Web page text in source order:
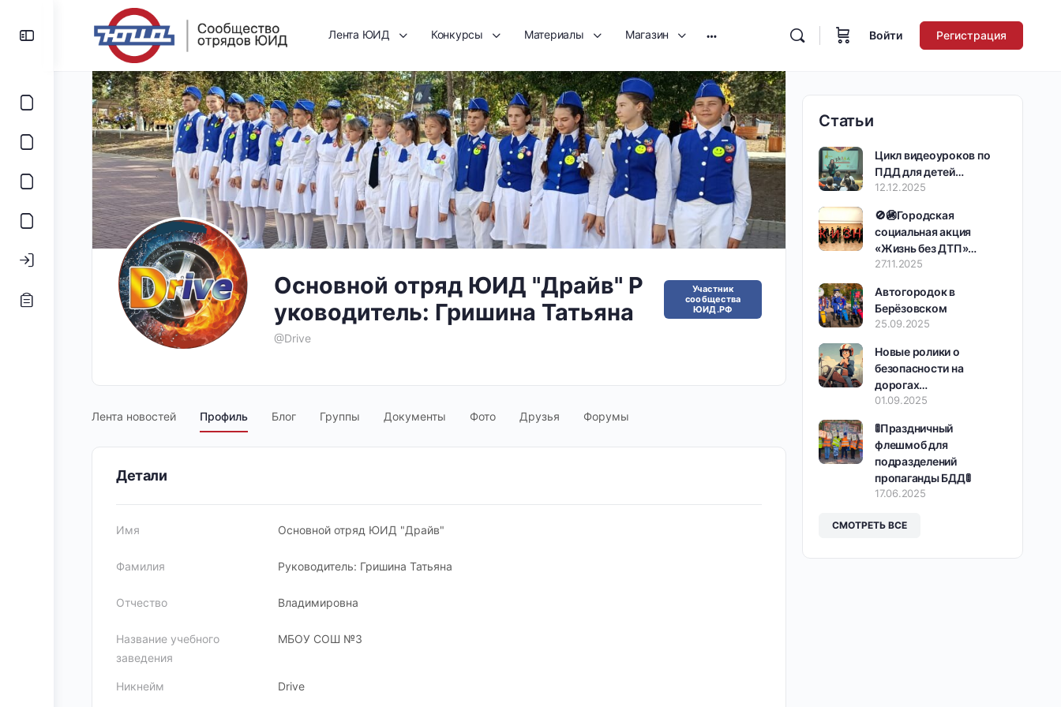
Лента ЮИД Конкурсы Материалы Магазин Войти Регистрация
Основной отряд ЮИД "Драйв" Р
уководитель: Гришина Татьяна
Участник
сообщества
ЮИД.РФ
@Drive
Лента новостей Профиль Блог Группы Документы Фото Друзья Форумы
Детали
Имя Основной отряд ЮИД "Драйв"
Фамилия Руководитель: Гришина Татьяна
Отчество Владимировна
Название учебного
заведения
МБОУ СОШ №3
Никнейм Drive
Статьи
Цикл видеоуроков по
ПДД для детей…
12.12.2025
🚫🚳Городская
социальная акция
«Жизнь без ДТП»…
27.11.2025
Автогородок в
Берёзовском
25.09.2025
Новые ролики о
безопасности на
дорогах…
01.09.2025
🚦Праздничный
флешмоб для
подразделений
пропаганды БДД🚦
17.06.2025
СМОТРЕТЬ ВСЕ